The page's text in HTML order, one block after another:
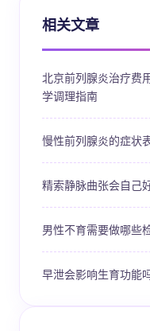
相关文章
北京前列腺炎治疗费
学调理指南
慢性前列腺炎的症状
精索静脉曲张会自己
男性不育需要做哪些
早泄会影响生育功能